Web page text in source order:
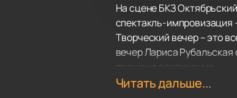
На сцене БКЗ
спектакль-импровизация
Творческий вечер – это
вечер Лариса Рубальская
Не упустите уникальный
Читать дальше...